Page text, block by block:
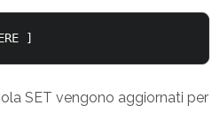
]
SET vengono aggiornati per